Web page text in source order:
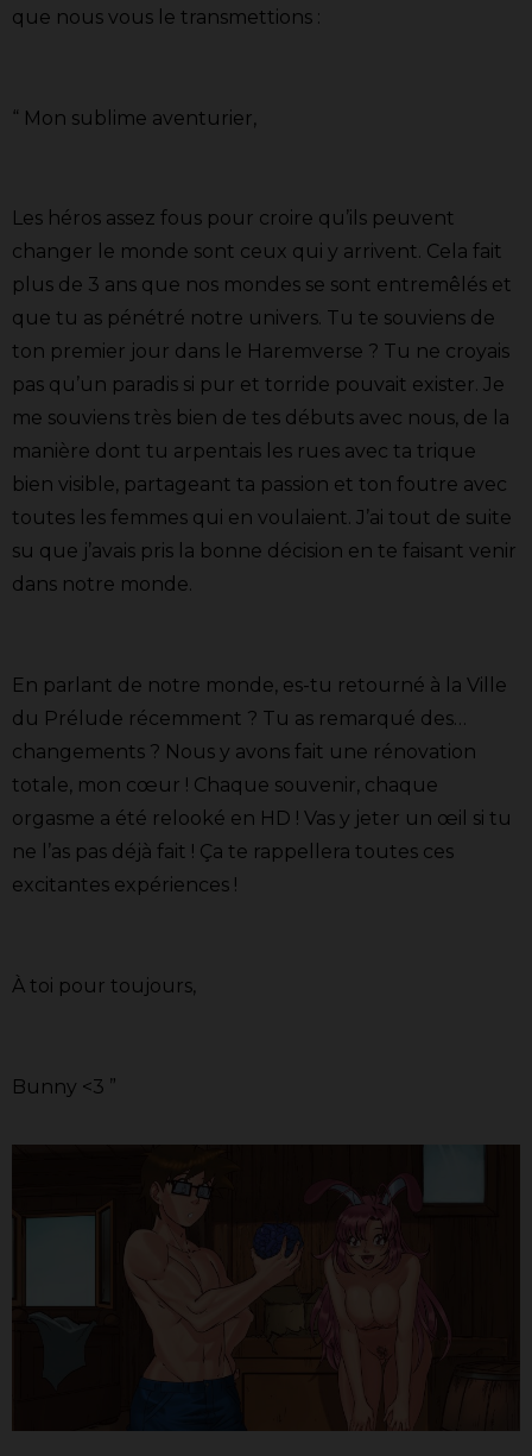
que nous vous le transmettions :
“ Mon sublime aventurier,
Les héros assez fous pour croire qu’ils peuvent
changer le monde sont ceux qui y arrivent. Cela fait
plus de 3 ans que nos mondes se sont entremêlés et
que tu as pénétré notre univers. Tu te souviens de
ton premier jour dans le Haremverse ? Tu ne croyais
pas qu’un paradis si pur et torride pouvait exister. Je
me souviens très bien de tes débuts avec nous, de la
manière dont tu arpentais les rues avec ta trique
bien visible, partageant ta passion et ton foutre avec
toutes les femmes qui en voulaient. J’ai tout de suite
su que j’avais pris la bonne décision en te faisant venir
dans notre monde.
En parlant de notre monde, es-tu retourné à la Ville
du Prélude récemment ? Tu as remarqué des…
changements ? Nous y avons fait une rénovation
totale, mon cœur ! Chaque souvenir, chaque
orgasme a été relooké en HD ! Vas y jeter un œil si tu
ne l’as pas déjà fait ! Ça te rappellera toutes ces
excitantes expériences !
À toi pour toujours,
Bunny <3 ”